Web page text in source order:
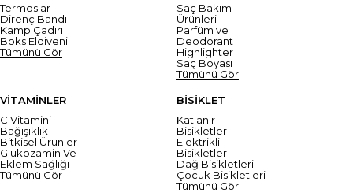
Termoslar
Direnç Bandı
Kamp Çadırı
Boks Eldiveni
Tümünü Gör
Saç Bakım
Ürünleri
Parfüm ve
Deodorant
Highlighter
Saç Boyası
Tümünü Gör
VİTAMİNLER
C Vitamini
Bağışıklık
Bitkisel Ürünler
Glukozamin Ve
Eklem Sağlığı
Tümünü Gör
BİSİKLET
Katlanır
Bisikletler
Elektrikli
Bisikletler
Dağ Bisikletleri
Çocuk Bisikletleri
Tümünü Gör